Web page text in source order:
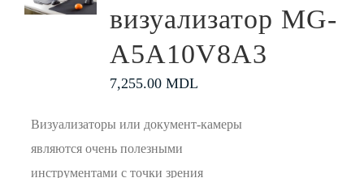
визуализатор MG-
A5A10V8A3
7,255.00 MDL
Визуализаторы или документ-камеры
являются очень полезными
инструментами с точки зрения